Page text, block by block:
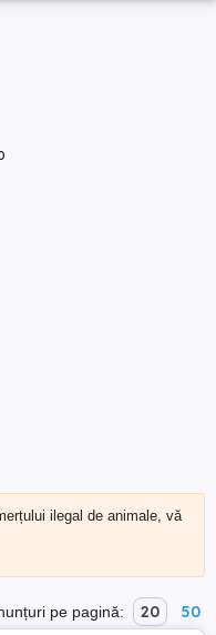
ilegal de animale, vă
pe pagină: 20 50